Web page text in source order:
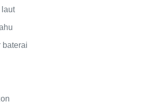
laut
baterai